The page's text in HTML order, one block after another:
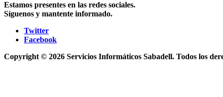
Estamos presentes en las redes sociales.
Síguenos y mantente informado.
Twitter
Facebook
Copyright © 2026 Servicios Informáticos Sabadell. Todos los